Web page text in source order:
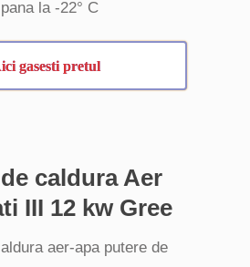
la -22° C
gasesti pretul
caldura Aer
III 12 kw Gree
aer-apa putere de